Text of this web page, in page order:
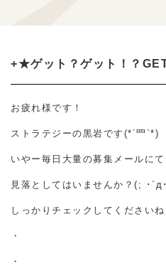
+★ゲット？ゲット！？
お疲れ様です！
ストラテジーの黒岩です(*´罒`*)
いやー毎日大量の募集メールに
見落としてはいませんか？(; ･`д
しっかりチェックしてくださいね
・
・